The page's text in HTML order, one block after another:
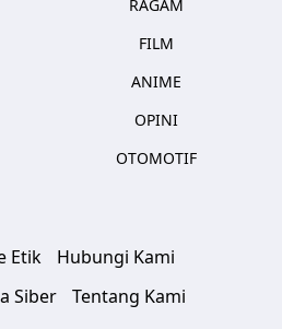
RAGAM
FILM
ANIME
OPINI
OTOMOTIF
Etik
Hubungi Kami
Siber
Tentang Kami